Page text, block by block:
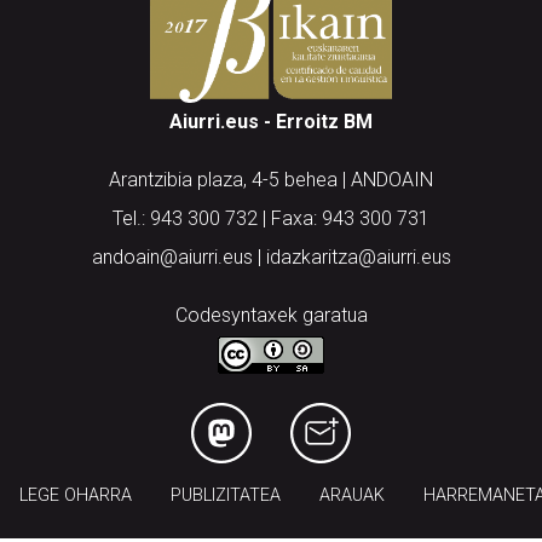
Aiurri.eus - Erroitz BM
Arantzibia plaza, 4-5 behea | ANDOAIN
Tel.: 943 300 732 | Faxa: 943 300 731
andoain@aiurri.eus | idazkaritza@aiurri.eus
Codesyntaxek garatua
LEGE OHARRA PUBLIZITATEA ARAUAK